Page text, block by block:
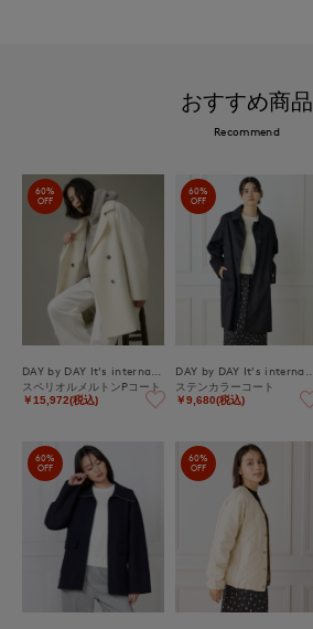
おすすめ商品
Recommend
60%
OFF
スペリオルメルトンPコート
￥15,972(税込)
60%
OFF
ステンカラーコート
￥9,680(税込)
60%
OFF
60%
OFF